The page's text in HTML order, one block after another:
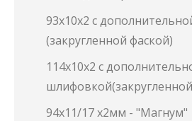
93х10х2 с
(закругленной фаской)
114х10х2 с
94х11/17 х2мм - "Магнум"